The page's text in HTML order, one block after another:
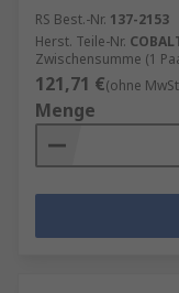
RS Best.-Nr. 137-2153
Herst. Teile-Nr.
Zwischensumme (1
121,71 €(ohne
Menge